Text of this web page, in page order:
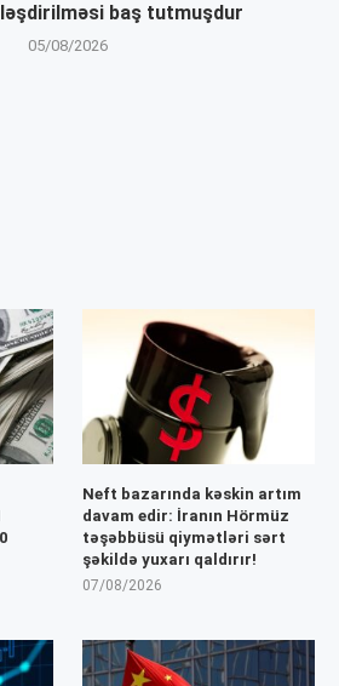
baş tutmuşdur
05/08/2026
Neft bazarında kəskin artım
davam edir: İranın Hörmüz
təşəbbüsü qiymətləri sərt
şəkildə yuxarı qaldırır!
07/08/2026